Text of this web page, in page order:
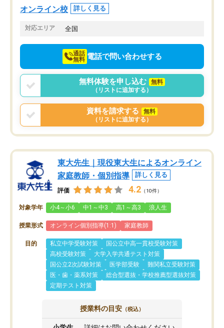
つ成績も上がり、苦手意識も無くなっ
てきたので、さらに苦手な数学も追加
でお願いしました。来年の高校受験に
オンライン校 詳しく見る
対応エリア 全国
通話
無料 電話で問い合わせする
無料体験を申し込む
無料
（リストに追加する）
資料を請求する
無料
（リストに追加する）
東大先生｜現役東大生によるオンライン
家庭教師・個別指導
詳しく見る
評価 4.2 （10件）
対象学年 小4～小6 中1～中3 高1～高3 浪人生
授業形式 オンライン個別指導(1:1) 家庭教師
目的 私立中学受験対策
国公立中高一貫校受験対策
高校受験対策
大学入学共通テスト対策
国公立2次試験対策
医学部受験
難関私立受験対策
医・歯・薬系対策
総合型選抜・学校推薦型選抜対策
定期テスト対策
授業料の目安 （税込）